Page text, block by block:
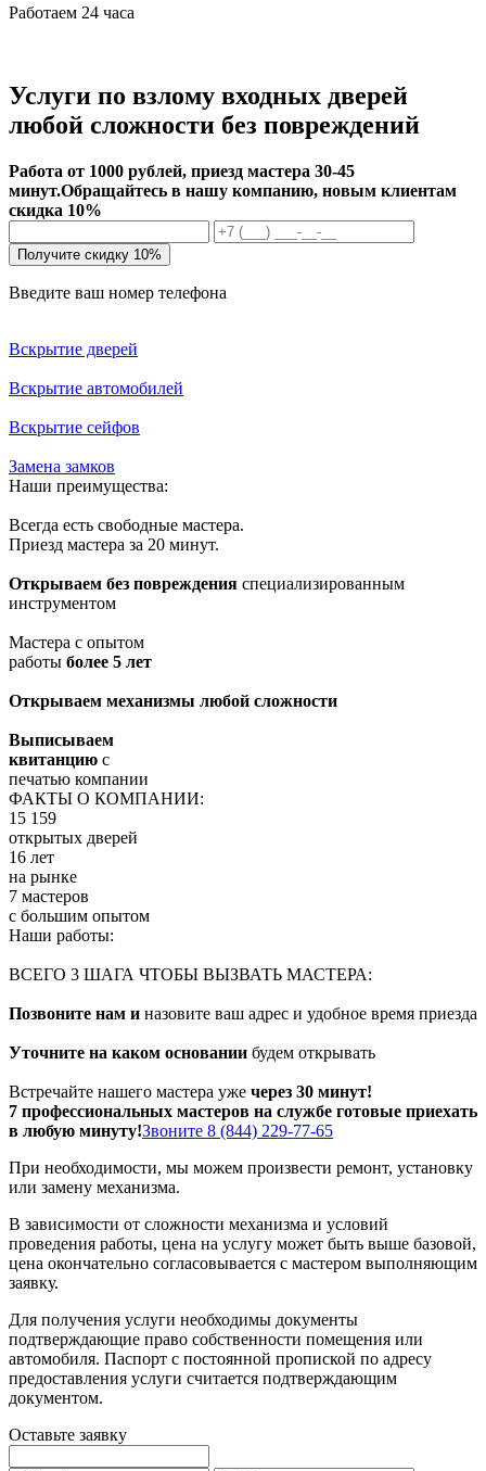
Работаем 24 часа
Услуги по взлому входных дверей
любой сложности без повреждений
Работа от 1000 рублей, приезд мастера 30-45
минут.Обращайтесь в нашу компанию, новым клиентам
скидка 10%
Получите скидку 10%
Введите ваш номер телефона
Вскрытие дверей
Вскрытие автомобилей
Вскрытие сейфов
Замена замков
Наши преимущества:
Всегда есть свободные мастера.
Приезд мастера за 20 минут.
Открываем без повреждения специализированным
инструментом
Мастера с опытом
работы более 5 лет
Открываем механизмы любой сложности
Выписываем
квитанцию с
печатью компании
ФАКТЫ О КОМПАНИИ:
15 159
открытых дверей
16 лет
на рынке
7 мастеров
с большим опытом
Наши работы:
ВСЕГО 3 ШАГА ЧТОБЫ ВЫЗВАТЬ МАСТЕРА:
Позвоните нам и назовите ваш адрес и удобное время приезда
Уточните на каком основании будем открывать
Встречайте нашего мастера уже через 30 минут!
7 профессиональных мастеров на службе готовые приехать
в любую минуту!Звоните 8 (844) 229-77-65
При необходимости, мы можем произвести ремонт, установку
или замену механизма.
В зависимости от сложности механизма и условий
проведения работы, цена на услугу может быть выше базовой,
цена окончательно согласовывается с мастером выполняющим
заявку.
Для получения услуги необходимы документы
подтверждающие право собственности помещения или
автомобиля. Паспорт с постоянной пропиской по адресу
предоставления услуги считается подтверждающим
документом.
Оставьте заявку